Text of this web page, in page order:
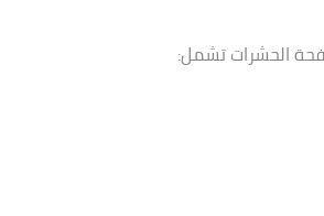
الحشرات تشمل: